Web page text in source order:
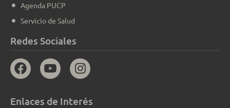
Agenda PUCP
Servicio de Salud
Redes Sociales
Enlaces de Interés